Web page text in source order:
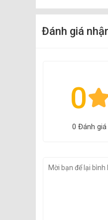
Đánh giá
0
0 Đánh giá